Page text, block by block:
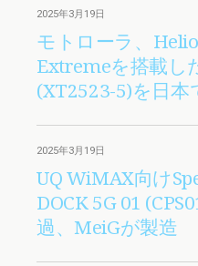
2025年3月19日
モトローラ、
Extremeを搭載し
(XT2523-5)を日本
2025年3月19日
UQ WiMAX向け
DOCK 5G 01
過、MeiGが製造